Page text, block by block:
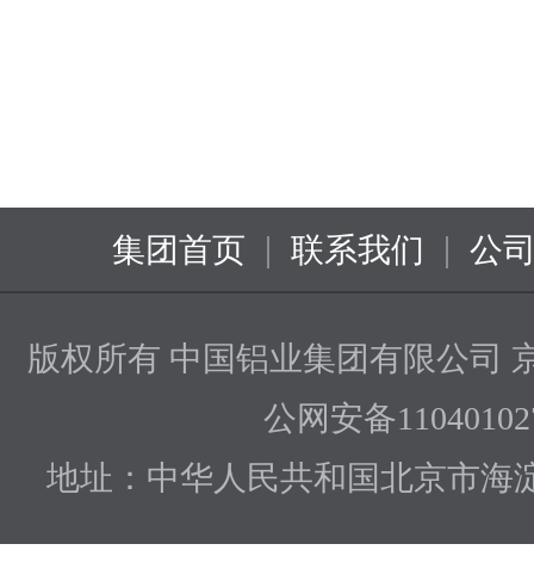
集团首页 | 联系我们 | 公
版权所有 中国铝业集团有限公司
公网安备
地址：中华人民共和国北京市海